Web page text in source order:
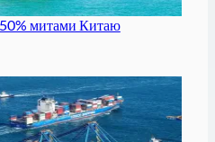
митами Китаю